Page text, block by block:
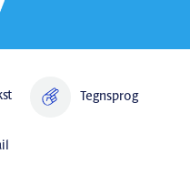
Tegnsprog